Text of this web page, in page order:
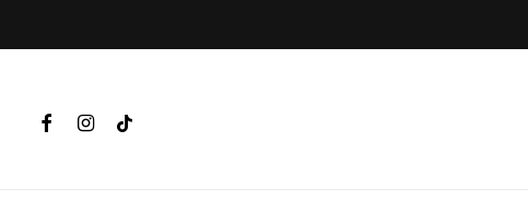
Hit enter to
FACEBOOKINSTAGRAM
TIKTOK